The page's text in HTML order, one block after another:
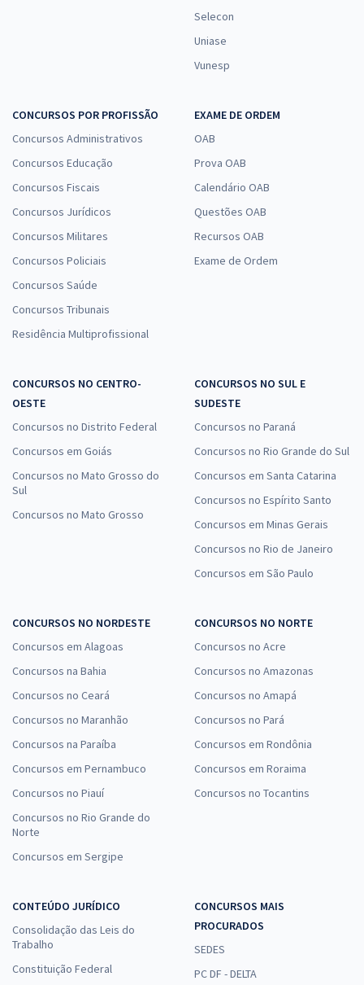
Selecon
Uniase
Vunesp
CONCURSOS POR PROFISSÃO
Concursos Administrativos
Concursos Educação
Concursos Fiscais
Concursos Jurídicos
Concursos Militares
Concursos Policiais
Concursos Saúde
Concursos Tribunais
Residência Multiprofissional
EXAME DE ORDEM
OAB
Prova OAB
Calendário OAB
Questões OAB
Recursos OAB
Exame de Ordem
CONCURSOS NO CENTRO-
OESTE
Concursos no Distrito Federal
Concursos em Goiás
Concursos no Mato Grosso do
Sul
Concursos no Mato Grosso
CONCURSOS NO SUL E
SUDESTE
Concursos no Paraná
Concursos no Rio Grande do Sul
Concursos em Santa Catarina
Concursos no Espírito Santo
Concursos em Minas Gerais
Concursos no Rio de Janeiro
Concursos em São Paulo
CONCURSOS NO NORDESTE
Concursos em Alagoas
Concursos na Bahia
Concursos no Ceará
Concursos no Maranhão
Concursos na Paraíba
Concursos em Pernambuco
Concursos no Piauí
Concursos no Rio Grande do
Norte
Concursos em Sergipe
CONCURSOS NO NORTE
Concursos no Acre
Concursos no Amazonas
Concursos no Amapá
Concursos no Pará
Concursos em Rondônia
Concursos em Roraima
Concursos no Tocantins
CONTEÚDO JURÍDICO
Consolidação das Leis do
Trabalho
Constituição Federal
CONCURSOS MAIS
PROCURADOS
SEDES
PC DF - DELTA